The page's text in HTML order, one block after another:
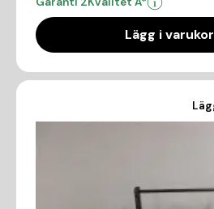
Lägg i